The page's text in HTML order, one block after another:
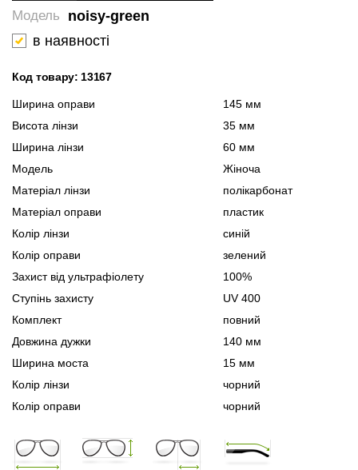
noisy-green
Модель
в наявності
Код товару: 13167
Ширина оправи
145 мм
Висота лінзи
35 мм
Ширина лінзи
60 мм
Модель
Жіноча
Матеріал лінзи
полікарбонат
Матеріал оправи
пластик
Колір лінзи
синій
Колір оправи
зелений
Захист від ультрафіолету
100%
Ступінь захисту
UV 400
Комплект
повний
Довжина дужки
140 мм
Ширина моста
15 мм
Колір лінзи
чорний
Колір оправи
чорний